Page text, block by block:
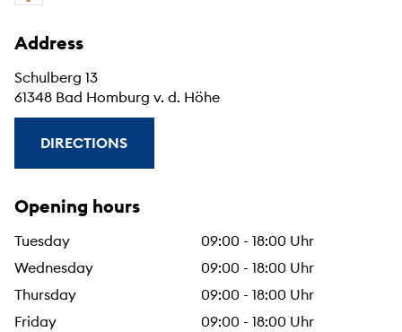
Address
Schulberg 13
61348 Bad Homburg v. d. Höhe
DIRECTIONS
Opening hours
Tuesday
09:00 - 18:00 Uhr
Wednesday
09:00 - 18:00 Uhr
Thursday
09:00 - 18:00 Uhr
Friday
09:00 - 18:00 Uhr